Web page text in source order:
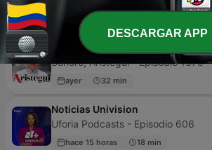
hace 10 horas
Aristegui Noticias Podcast
Sonoro, Aristegui - Episodio 1370
ayer 32 min
Noticias Univision
Uforia Podcasts - Episodio 606
hace 15 horas 18 min
DESCARGAR APP